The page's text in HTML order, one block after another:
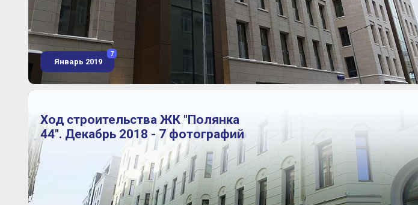
Январь 2019
7
Ход строительства ЖК "Полянка
44". Декабрь 2018 - 7 фотографий